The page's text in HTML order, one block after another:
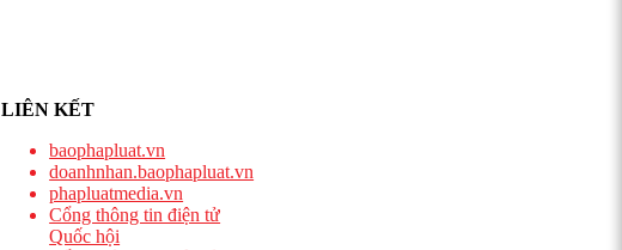
LIÊN KẾT
baophapluat.vn
doanhnhan.baophapluat.vn
phapluatmedia.vn
Cổng thông tin điện tử
Quốc hội